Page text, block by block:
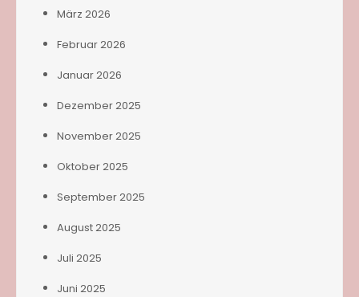
März 2026
Februar 2026
Januar 2026
Dezember 2025
November 2025
Oktober 2025
September 2025
August 2025
Juli 2025
Juni 2025